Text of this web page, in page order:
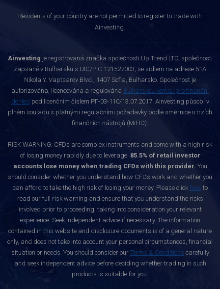
Residents of your country are not permitted to register to trade with
Ainvesting.
Ainvesting je registrovaná značka společnosti Up Trend LTD, společnosti
zapsané v Bulharsku s UIC/PIC 121527003, se sídlem na adrese 51A
Nikola Y. Vaptsarov Blvd., 1407 Sofia, Bulharsko. Společnost je
autorizována, licencována a regulována Bulharskou komisí pro finanční
dohled pod licenčním číslem РГ-03-110/13.07.2017. Ainvesting působí v
plném souladu s platnými regulačními požadavky podle směrnice o trzích
finančních nástrojů (MiFID).
RISK WARNING: CFDs are complex instruments and come with a high risk
of losing money rapidly due to leverage. 85.5% of retail investor
accounts lose money when trading CFDs with this provider. You
should consider whether you understand how CFDs work and whether you
can afford to take the high risk of losing your money. Please click hereto
read our full risk warning and ensure that you understand the risks
involved prior to proceeding, taking into consideration your relevant
experience. Seek independent advice if necessary. The information
contained in this website and disclosure documents is of a general nature
only, and does not take into account your personal circumstances, financial
situation or needs. You should consider our Terms & Conditions carefully
and seek independent advice before deciding whether trading in such
products is suitable for you.